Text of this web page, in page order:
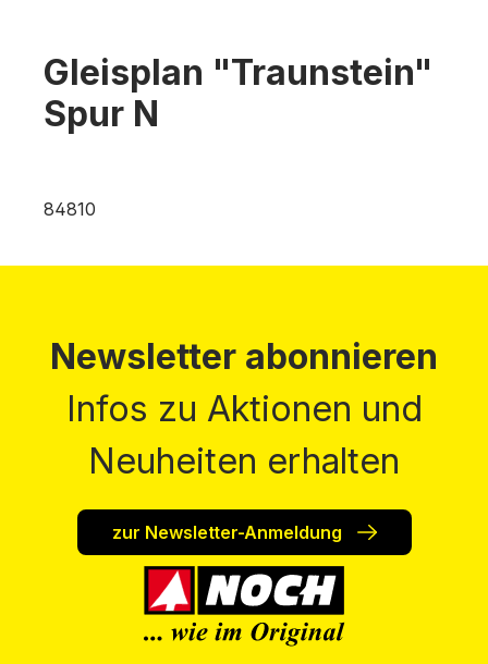
Gleisplan "Traunstein"
Spur N
84810
Newsletter abonnieren
Infos zu Aktionen und
Neuheiten erhalten
zur Newsletter-Anmeldung